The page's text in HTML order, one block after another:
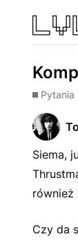
Pytania
Siema,
również
Czy da